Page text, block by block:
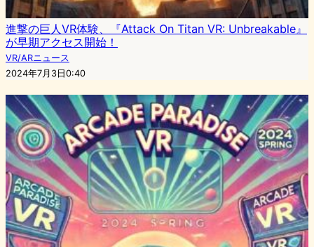
進撃の巨人VR体験、『Attack On Titan VR: Unbreakable』
が早期アクセス開始！
VR/ARニュース
2024年7月3日0:40